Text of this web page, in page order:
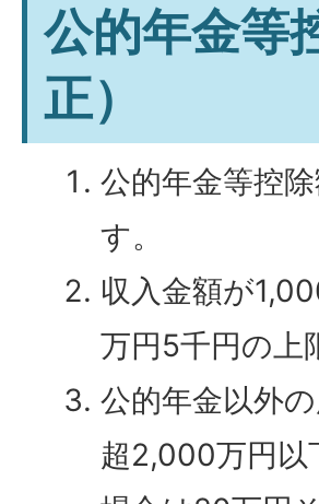
公的年金等
正）
公的年金等控
す。
収入金額が
万円5千円の上
公的年金以外
超2,000万円以